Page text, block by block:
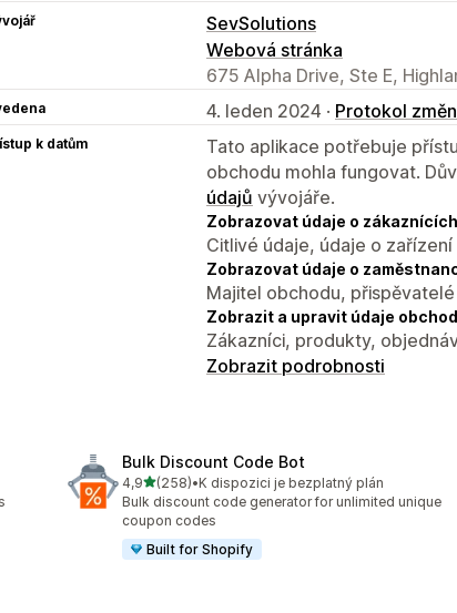
SevSolutions
Webová stránka
675 Alpha Drive, Ste E,
4. leden 2024 · Protokol změn
k datům
Tato aplikace potřebuje
obchodu mohla fungovat.
údajů vývojáře.
Zobrazovat údaje o
Citlivé údaje, údaje o
Zobrazovat údaje o
Majitel obchodu,
Zobrazit a upravit údaje
Zákazníci, produkty,
Zobrazit podrobnosti
Bulk Discount Code Bot
4,9z 5 hvězd
(258)
Celkový počet recenzí: 258
•K dispozici je bezplatný plán
Bulk discount code generator for unlimited unique
coupon codes
Built for Shopify